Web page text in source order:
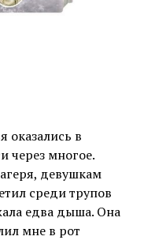
оказались в
через многое.
девушкам
среди трупов
едва дыша. Она
мне в рот